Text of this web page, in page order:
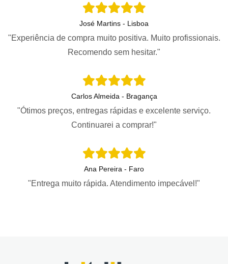
José Martins - Lisboa
"Experiência de compra muito positiva. Muito profissionais.
Recomendo sem hesitar."
Carlos Almeida - Bragança
"Ótimos preços, entregas rápidas e excelente serviço.
Continuarei a comprar!"
Ana Pereira - Faro
"Entrega muito rápida. Atendimento impecável!"